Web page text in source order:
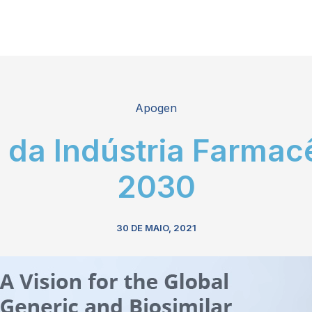
Apogen
da Indústria
2030
30 DE MAIO, 2021